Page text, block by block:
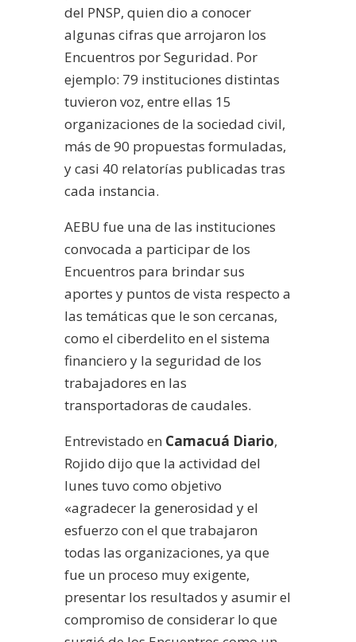
del PNSP, quien dio a conocer
algunas cifras que arrojaron los
Encuentros por Seguridad. Por
ejemplo: 79 instituciones distintas
tuvieron voz, entre ellas 15
organizaciones de la sociedad civil,
más de 90 propuestas formuladas,
y casi 40 relatorías publicadas tras
cada instancia.
AEBU fue una de las instituciones
convocada a participar de los
Encuentros para brindar sus
aportes y puntos de vista respecto a
las temáticas que le son cercanas,
como el ciberdelito en el sistema
financiero y la seguridad de los
trabajadores en las
transportadoras de caudales.
Entrevistado en Camacuá Diario,
Rojido dijo que la actividad del
lunes tuvo como objetivo
«agradecer la generosidad y el
esfuerzo con el que trabajaron
todas las organizaciones, ya que
fue un proceso muy exigente,
presentar los resultados y asumir el
compromiso de considerar lo que